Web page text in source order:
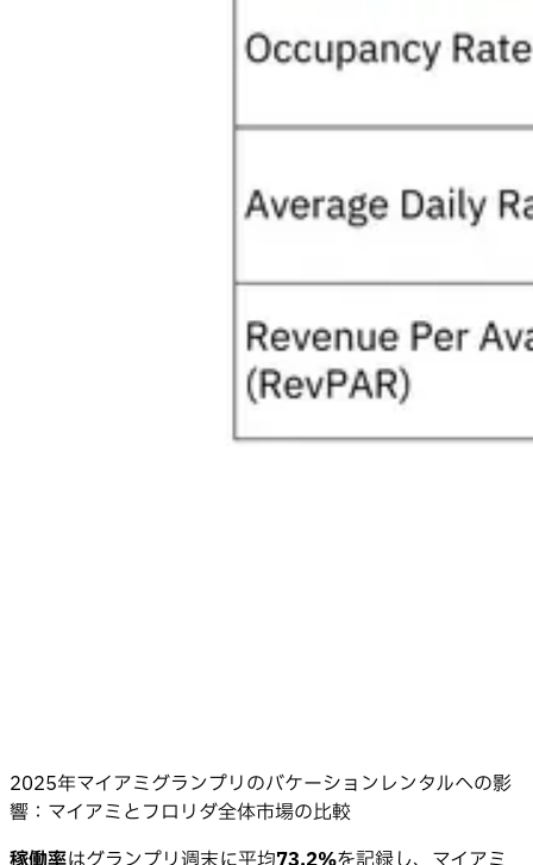
2025年マイアミグランプリのバケーションレンタルへの影
響：マイアミとフロリダ全体市場の比較